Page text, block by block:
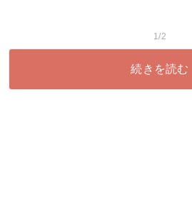
1/2
続きを読む